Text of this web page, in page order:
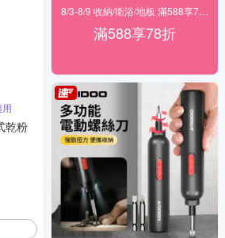
乾粉
滿588享78折